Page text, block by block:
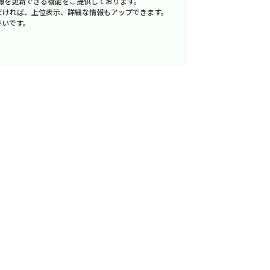
れば、上位表示、詳細な情報もアップできます。
です。